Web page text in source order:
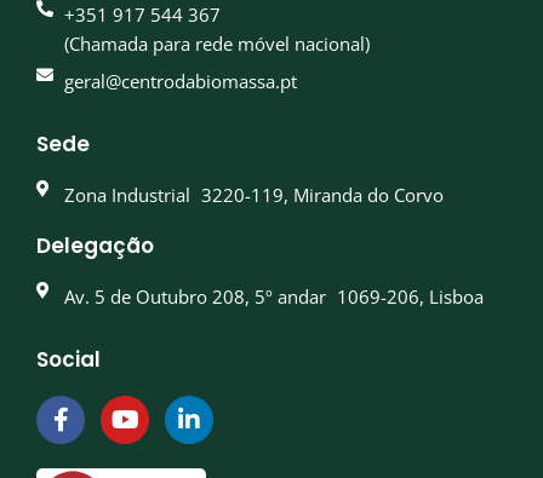
+351 917 544 367
(Chamada para rede móvel nacional)
geral@centrodabiomassa.pt
Sede
Zona Industrial 3220-119, Miranda do Corvo
Delegação
Av. 5 de Outubro 208, 5º andar 1069-206, Lisboa
Social
F
a
c
Y
o
u
L
i
n